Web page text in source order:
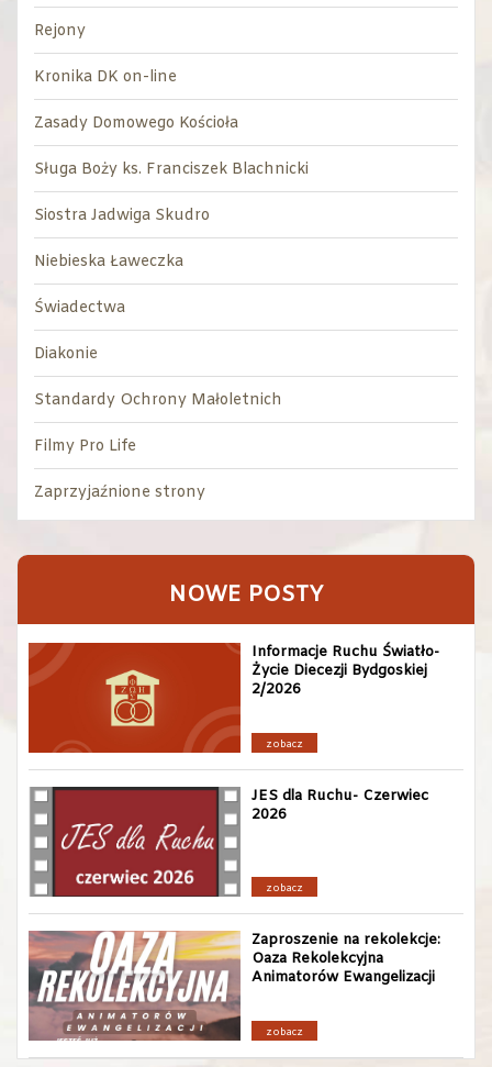
Rejony
Kronika DK on-line
Zasady Domowego Kościoła
Sługa Boży ks. Franciszek Blachnicki
Siostra Jadwiga Skudro
Niebieska Ławeczka
Świadectwa
Diakonie
Standardy Ochrony Małoletnich
Filmy Pro Life
Zaprzyjaźnione strony
NOWE POSTY
Informacje Ruchu Światło-
Życie Diecezji Bydgoskiej
2/2026
zobacz
JES dla Ruchu- Czerwiec
2026
zobacz
Zaproszenie na rekolekcje:
Oaza Rekolekcyjna
Animatorów Ewangelizacji
zobacz